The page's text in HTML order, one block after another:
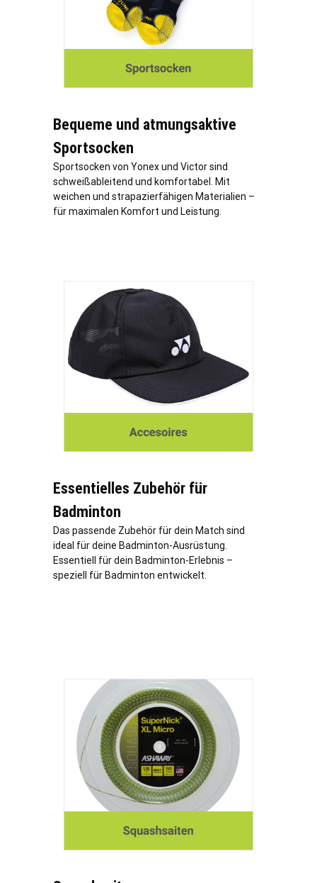
Bequeme und atmungsaktive
Sportsocken
Sportsocken von Yonex und Victor sind
schweißableitend und komfortabel. Mit
weichen und strapazierfähigen Materialien –
für maximalen Komfort und Leistung.
Essentielles Zubehör für
Badminton
Das passende Zubehör für dein Match sind
ideal für deine Badminton-Ausrüstung.
Essentiell für dein Badminton-Erlebnis –
speziell für Badminton entwickelt.